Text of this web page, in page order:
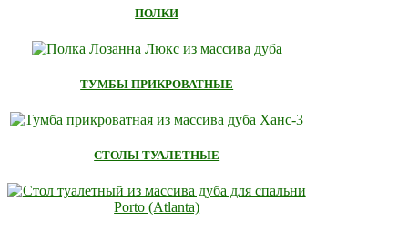
ПОЛКИ
ТУМБЫ ПРИКРОВАТНЫЕ
СТОЛЫ ТУАЛЕТНЫЕ